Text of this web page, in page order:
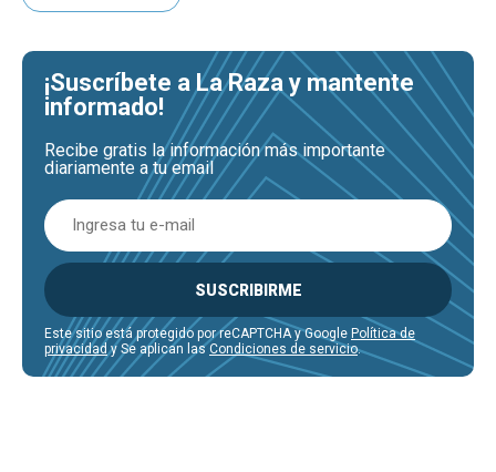
¡Suscríbete a La Raza y mantente
informado!
Recibe gratis la información más importante
diariamente a tu email
SUSCRIBIRME
Este sitio está protegido por reCAPTCHA y Google Política de
privacidad y Se aplican lasCondiciones de servicio.